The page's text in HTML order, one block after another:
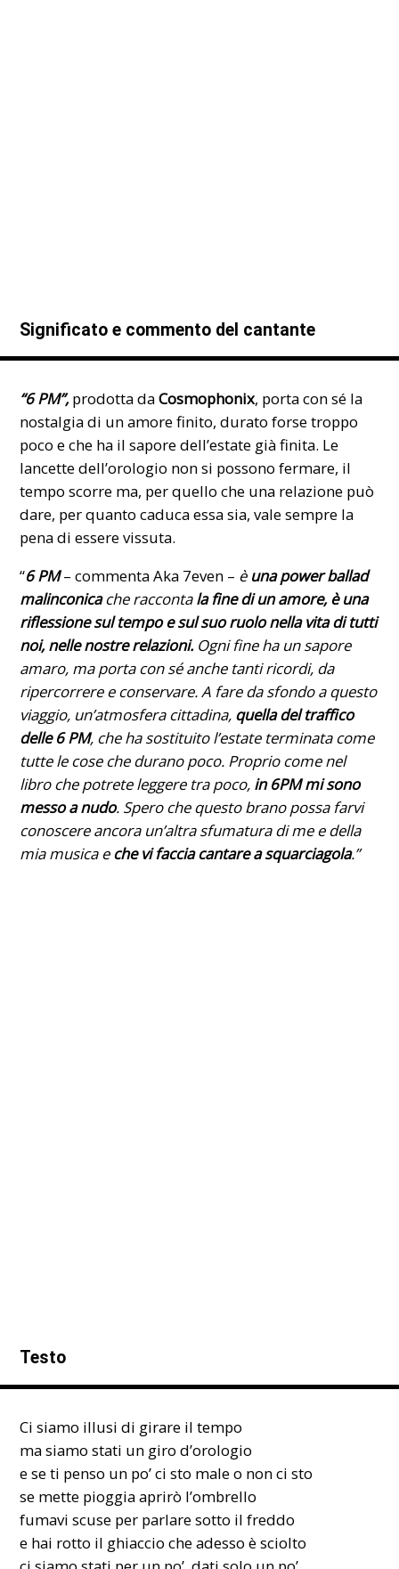
Significato e commento del cantante
“6 PM”,prodotta daCosmophonix, porta con sé la
nostalgia di un amore finito, durato forse troppo
poco e che ha il sapore dell’estate già finita. Le
lancette dell’orologio non si possono fermare, il
tempo scorre ma, per quello che una relazione può
dare, per quanto caduca essa sia, vale sempre la
pena di essere vissuta.
“6 PM– commenta Aka 7even – è una power ballad
malinconicache raccontala fine di un amore, è una
riflessione sul tempo e sul suo ruolo nella vita di tutti
noi, nelle nostre relazioni. Ogni fine ha un sapore
amaro, ma porta con sé anche tanti ricordi, da
ripercorrere e conservare. A fare da sfondo a questo
viaggio, un’atmosfera cittadina, quella del traffico
delle 6 PM, che ha sostituito l’estate terminata come
tutte le cose che durano poco. Proprio come nel
libro che potrete leggere tra poco, in 6PM mi sono
messo a nudo. Spero che questo brano possa farvi
conoscere ancora un’altra sfumatura di me e della
mia musica eche vi faccia cantare a squarciagola.”
Testo
Ci siamo illusi di girare il tempo
ma siamo stati un giro d’orologio
e se ti penso un po’ ci sto male o non ci sto
se mette pioggia aprirò l’ombrello
fumavi scuse per parlare sotto il freddo
e hai rotto il ghiaccio che adesso è sciolto